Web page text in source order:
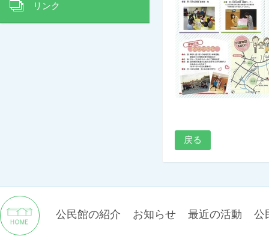
リンク
戻る
公民館の紹介 お知らせ 最近の活動 公